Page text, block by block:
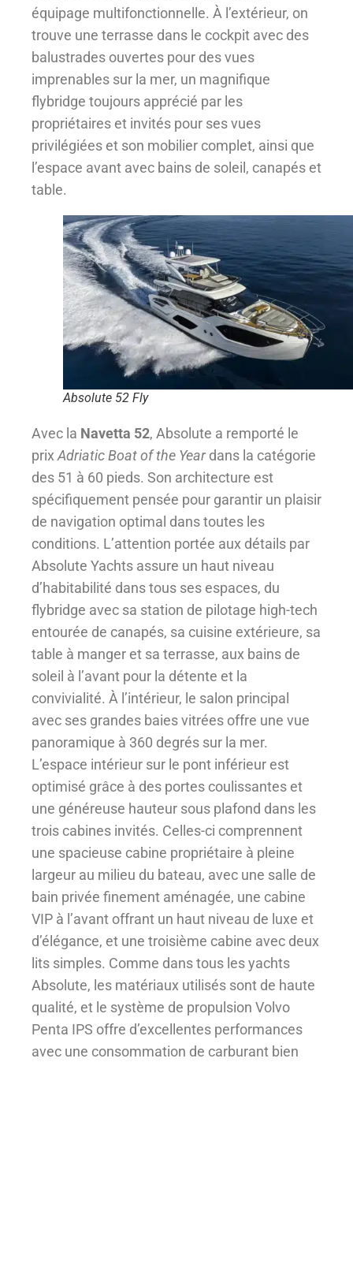
équipage multifonctionnelle. À l’extérieur, on
trouve une terrasse dans le cockpit avec des
balustrades ouvertes pour des vues
imprenables sur la mer, un magnifique
flybridge toujours apprécié par les
propriétaires et invités pour ses vues
privilégiées et son mobilier complet, ainsi que
l’espace avant avec bains de soleil, canapés et
table.
Absolute 52 Fly
Avec la Navetta 52, Absolute a remporté le
prix Adriatic Boat of the Yeardans la catégorie
des 51 à 60 pieds. Son architecture est
spécifiquement pensée pour garantir un plaisir
de navigation optimal dans toutes les
conditions. L’attention portée aux détails par
Absolute Yachts assure un haut niveau
d’habitabilité dans tous ses espaces, du
flybridge avec sa station de pilotage high-tech
entourée de canapés, sa cuisine extérieure, sa
table à manger et sa terrasse, aux bains de
soleil à l’avant pour la détente et la
convivialité. À l’intérieur, le salon principal
avec ses grandes baies vitrées offre une vue
panoramique à 360 degrés sur la mer.
L’espace intérieur sur le pont inférieur est
optimisé grâce à des portes coulissantes et
une généreuse hauteur sous plafond dans les
trois cabines invités. Celles-ci comprennent
une spacieuse cabine propriétaire à pleine
largeur au milieu du bateau, avec une salle de
bain privée finement aménagée, une cabine
VIP à l’avant offrant un haut niveau de luxe et
d’élégance, et une troisième cabine avec deux
lits simples. Comme dans tous les yachts
Absolute, les matériaux utilisés sont de haute
qualité, et le système de propulsion Volvo
Penta IPS offre d’excellentes performances
avec une consommation de carburant bien